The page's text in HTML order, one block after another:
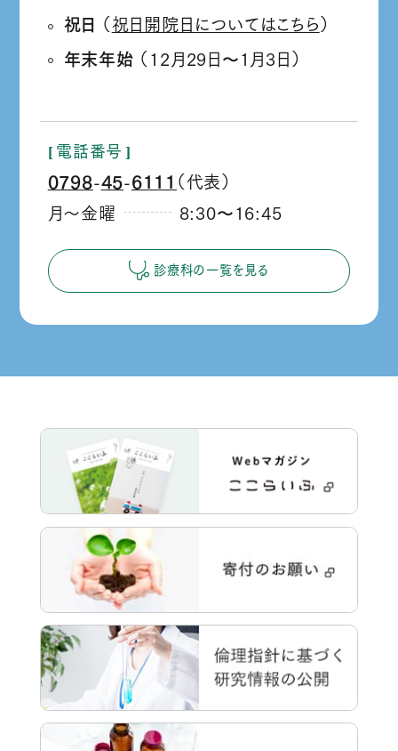
祝日 （ 祝日開院日についてはこちら ）
年末年始 （12月29日
1月3日）
電話番号
0798
‐
45 6111 （代表）
月～金曜
8:30
16:45
診療科の一覧を見る